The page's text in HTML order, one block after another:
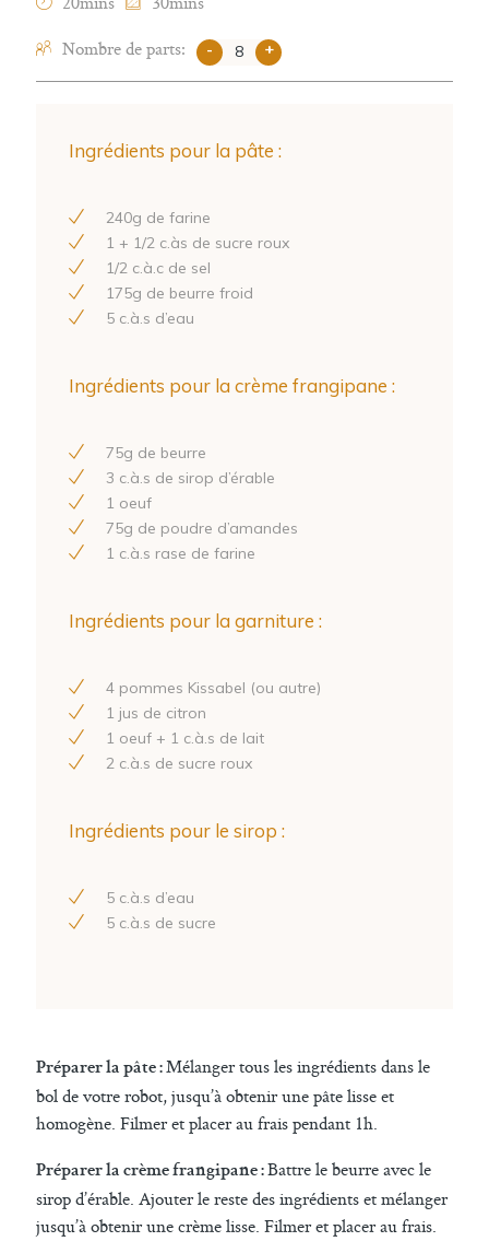
Nombre de parts:
- +
Ingrédients pour la pâte :
240g de farine
1 + 1/2 c.às de sucre roux
1/2 c.à.c de sel
175g de beurre froid
5 c.à.s d’eau
Ingrédients pour la crème frangipane :
75g de beurre
3 c.à.s de sirop d’érable
1 oeuf
75g de poudre d’amandes
1 c.à.s rase de farine
Ingrédients pour la garniture :
4 pommes Kissabel (ou autre)
1 jus de citron
1 oeuf + 1 c.à.s de lait
2 c.à.s de sucre roux
Ingrédients pour le sirop :
5 c.à.s d’eau
5 c.à.s de sucre
Préparer la pâte :Mélanger tous les ingrédients dans le
bol de votre robot, jusqu’à obtenir une pâte lisse et
homogène. Filmer et placer au frais pendant 1h.
Préparer la crème frangipane :Battre le beurre avec le
sirop d’érable. Ajouter le reste des ingrédients et mélanger
jusqu’à obtenir une crème lisse. Filmer et placer au frais.